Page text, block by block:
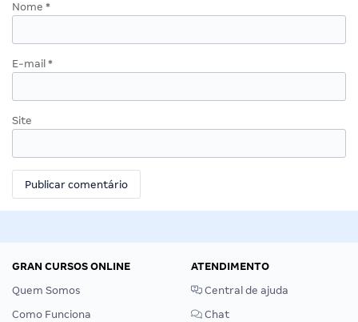
Nome *
E-mail *
Site
GRAN CURSOS ONLINE
Quem Somos
Como Funciona
ATENDIMENTO
Central de ajuda
Chat